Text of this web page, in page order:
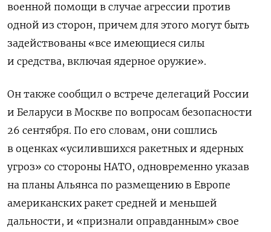
военной помощи в случае агрессии против
одной из сторон, причем для этого могут быть
задействованы «все имеющиеся силы
и средства, включая ядерное оружие».
Он также сообщил о встрече делегаций России
и Беларуси в Москве по вопросам безопасности
26 сентября. По его словам, они сошлись
в оценках «усилившихся ракетных и ядерных
угроз» со стороны НАТО, одновременно указав
на планы Альянса по размещению в Европе
американских ракет средней и меньшей
дальности, и «признали оправданным» свое